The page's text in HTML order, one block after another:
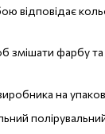
відповідає
змішати фарбу
на